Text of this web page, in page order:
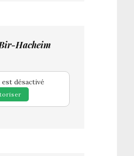
Hacheim
est désactivé